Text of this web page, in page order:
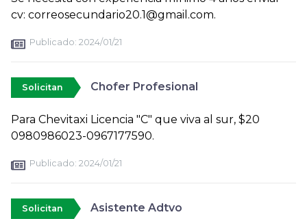
cv: correosecundario20.1@gmail.com.
Publicado: 2024/01/21
Solicitan Chofer Profesional
Para Chevitaxi Licencia "C" que viva al sur, $20
0980986023-0967177590.
Publicado: 2024/01/21
Solicitan Asistente Adtvo